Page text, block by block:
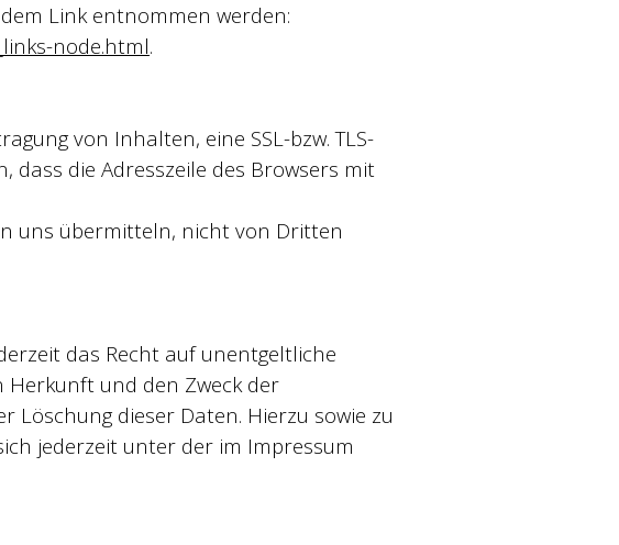
Link entnommen werden:
node.html.
von Inhalten, eine SSL-bzw. TLS-
dass die Adresszeile des Browsers mit
uns übermitteln, nicht von Dritten
das Recht auf unentgeltliche
und den Zweck der
Löschung dieser Daten. Hierzu sowie zu
jederzeit unter der im Impressum